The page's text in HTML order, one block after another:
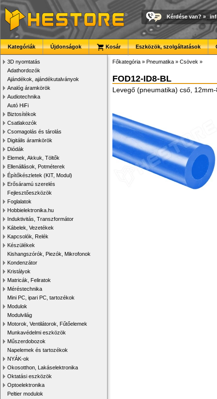
Kérdése van? »
Kategóriák Újdonságok Kosár Eszközök, szolgáltatások
3D nyomtatás
Adathordozók
Ajándékok, ajándékutalványok
Analóg áramkörök
Audiotechnika
Autó HiFi
Biztosítékok
Csatlakozók
Csomagolás és tárolás
Digitális áramkörök
Diódák
Elemek, Akkuk, Töltők
Ellenállások, Potméterek
Építőkészletek (KIT, Modul)
Erősáramú szerelés
Fejlesztőeszközök
Foglalatok
Hobbielektronika.hu
Induktivitás, Transzformátor
Kábelek, Vezetékek
Kapcsolók, Relék
Készülékek
Kishangszórók, Piezók, Mikrofonok
Kondenzátor
Kristályok
Matricák, Feliratok
Méréstechnika
Mini PC, ipari PC, tartozékok
Modulok
Modulvilág
Motorok, Ventilátorok, Fűtőelemek
Munkavédelmi eszközök
Műszerdobozok
Napelemek és tartozékok
NYÁK-ok
Okosotthon, Lakáselektronika
Oktatási eszközök
Optoelektronika
Peltier modulok
Főkategória » Pneumatika » Csövek »
FOD12-ID8-BL
Levegő (pneumatika) cső,